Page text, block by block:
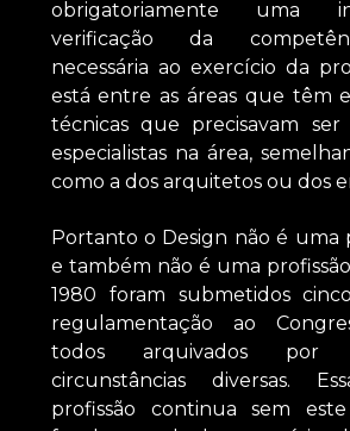
obrigatoriamente uma
verificação da
necessária ao exercício da
está entre as áreas que têm
técnicas que precisavam ser
especialistas na área,
como a dos arquitetos ou dos
Portanto o Design não é uma
e também não é uma
1980 foram submetidos
regulamentação ao
todos arquivados por
circunstâncias diversas.
profissão continua sem